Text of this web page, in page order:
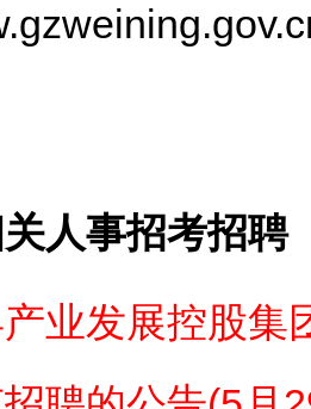
人事招考招聘
业发展控股集